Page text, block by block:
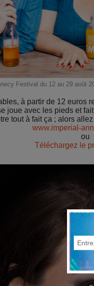
Festival du 12 au 29 août
à partir de 12 euros
joue avec les pieds et
tout à fait ça ; alors
www.imperial-
ou
Téléchargez le